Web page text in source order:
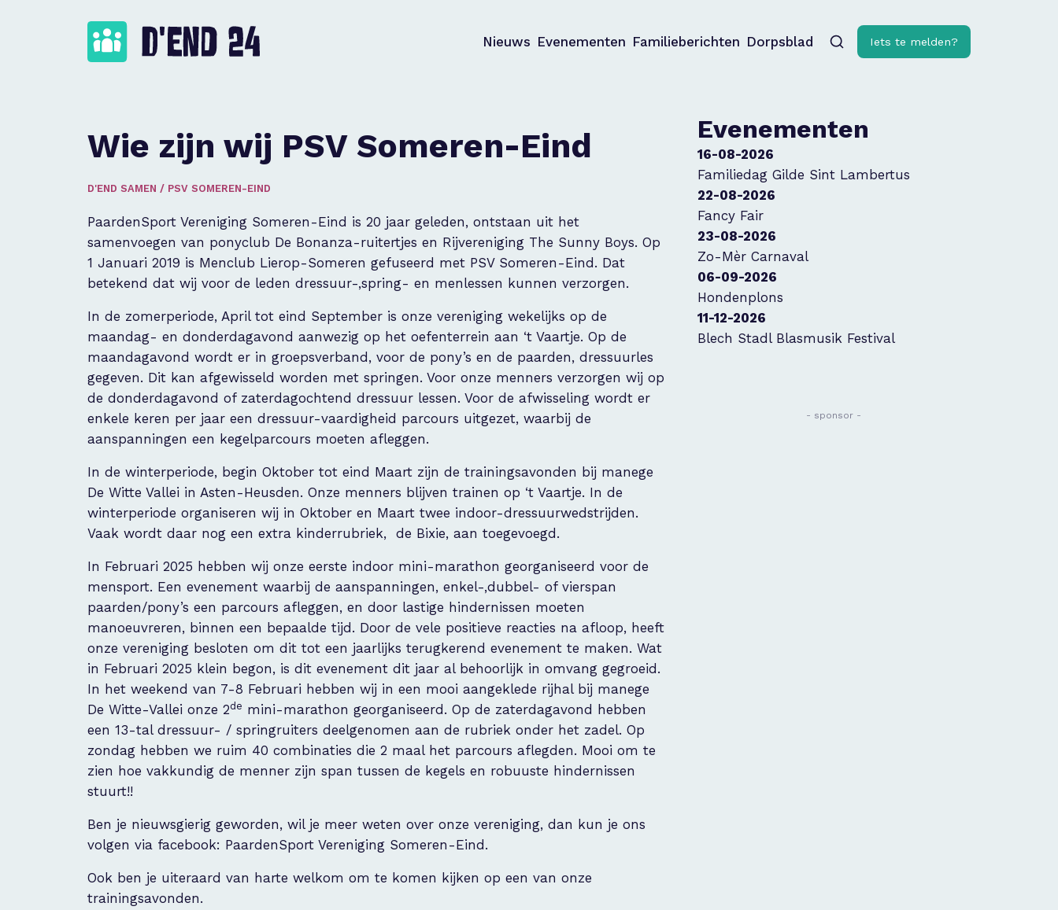
Nieuws Evenementen Familieberichten Dorpsblad Iets te melden?
Wie zijn wij PSV Someren-Eind
D'END SAMEN / PSV SOMEREN-EIND
PaardenSport Vereniging Someren-Eind is 20 jaar geleden, ontstaan uit het
samenvoegen van ponyclub De Bonanza-ruitertjes en Rijvereniging The Sunny Boys. Op
1 Januari 2019 is Menclub Lierop-Someren gefuseerd met PSV Someren-Eind. Dat
betekend dat wij voor de leden dressuur-,spring- en menlessen kunnen verzorgen.
In de zomerperiode, April tot eind September is onze vereniging wekelijks op de
maandag- en donderdagavond aanwezig op het oefenterrein aan ‘t Vaartje. Op de
maandagavond wordt er in groepsverband, voor de pony’s en de paarden, dressuurles
gegeven. Dit kan afgewisseld worden met springen. Voor onze menners verzorgen wij op
de donderdagavond of zaterdagochtend dressuur lessen. Voor de afwisseling wordt er
enkele keren per jaar een dressuur-vaardigheid parcours uitgezet, waarbij de
aanspanningen een kegelparcours moeten afleggen.
In de winterperiode, begin Oktober tot eind Maart zijn de trainingsavonden bij manege
De Witte Vallei in Asten-Heusden. Onze menners blijven trainen op ‘t Vaartje. In de
winterperiode organiseren wij in Oktober en Maart twee indoor-dressuurwedstrijden.
Vaak wordt daar nog een extra kinderrubriek, de Bixie, aan toegevoegd.
In Februari 2025 hebben wij onze eerste indoor mini-marathon georganiseerd voor de
mensport. Een evenement waarbij de aanspanningen, enkel-,dubbel- of vierspan
paarden/pony’s een parcours afleggen, en door lastige hindernissen moeten
manoeuvreren, binnen een bepaalde tijd. Door de vele positieve reacties na afloop, heeft
onze vereniging besloten om dit tot een jaarlijks terugkerend evenement te maken. Wat
in Februari 2025 klein begon, is dit evenement dit jaar al behoorlijk in omvang gegroeid.
In het weekend van 7-8 Februari hebben wij in een mooi aangeklede rijhal bij manege
De Witte-Vallei onze 2de mini-marathon georganiseerd. Op de zaterdagavond hebben
een 13-tal dressuur- / springruiters deelgenomen aan de rubriek onder het zadel. Op
zondag hebben we ruim 40 combinaties die 2 maal het parcours aflegden. Mooi om te
zien hoe vakkundig de menner zijn span tussen de kegels en robuuste hindernissen
stuurt!!
Ben je nieuwsgierig geworden, wil je meer weten over onze vereniging, dan kun je ons
volgen via facebook: PaardenSport Vereniging Someren-Eind.
Ook ben je uiteraard van harte welkom om te komen kijken op een van onze
trainingsavonden.
Evenementen
16-08-2026
Familiedag Gilde Sint Lambertus
22-08-2026
Fancy Fair
23-08-2026
Zo-Mèr Carnaval
06-09-2026
Hondenplons
11-12-2026
Blech Stadl Blasmusik Festival
- sponsor -